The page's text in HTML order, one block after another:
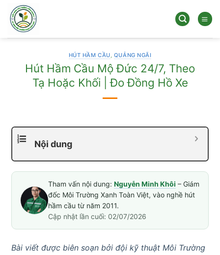
qua
dung
HÚT HẦM CẦU, QUẢNG NGÃI
Hút Hầm Cầu Mộ Đức 24/7, Theo
Tạ Hoặc Khối | Đo Đồng Hồ Xe
Nội dung
Tham vấn nội dung: Nguyễn Minh Khôi – Giám
đốc Môi Trường Xanh Toàn Việt, vào nghề hút
hầm cầu từ năm 2011.
Cập nhật lần cuối: 02/07/2026
Bài viết được biên soạn bởi đội kỹ thuật Môi Trường